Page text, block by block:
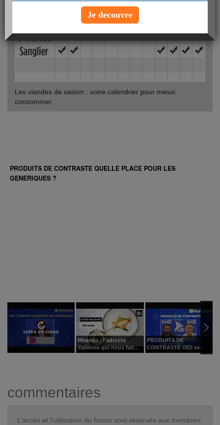
Les viandes de saison : votre calendrier pour mieux
consommer.
PRODUITS DE CONTRASTE QUELLE PLACE POUR LES
GENERIQUES ?
vidéo en cours
Miranda : l'adresse
italienne qui nous fait...
PRODUITS DE
CONTRASTE VIDI est...
commentaires
L’accès et l’utilisation du forum sont réservés aux membres
Je decouvre